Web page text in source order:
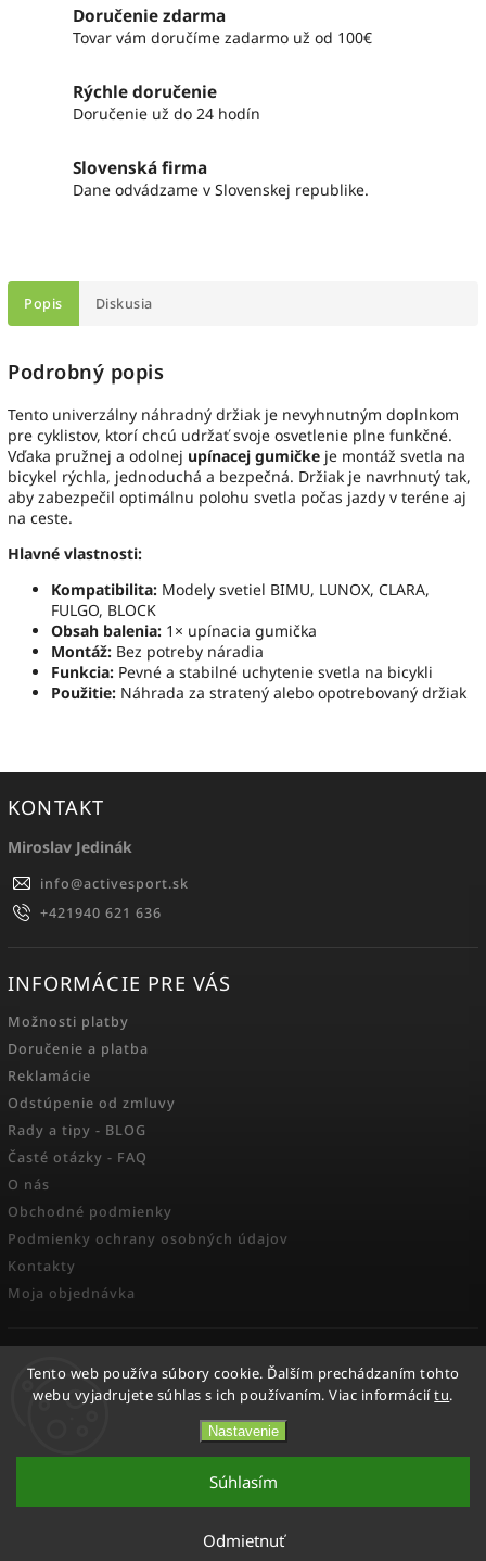
Tento web používa súbory cookie. Ďalším prechádzaním tohto
webu vyjadrujete súhlas s ich používaním. Viac informáciítu.
Nastavenie
Odmietnuť
Súhlasím
Doručenie zdarma
Tovar vám doručíme zadarmo už od 100€
Rýchle doručenie
Doručenie už do 24 hodín
Slovenská firma
Dane odvádzame v Slovenskej republike.
Popis Diskusia
Podrobný popis
Tento univerzálny náhradný držiak je nevyhnutným doplnkom
pre cyklistov, ktorí chcú udržať svoje osvetlenie plne funkčné.
Vďaka pružnej a odolnej upínacej gumičke je montáž svetla na
bicykel rýchla, jednoduchá a bezpečná. Držiak je navrhnutý tak,
aby zabezpečil optimálnu polohu svetla počas jazdy v teréne aj
na ceste.
Hlavné vlastnosti:
Kompatibilita: Modely svetiel BIMU, LUNOX, CLARA,
FULGO, BLOCK
Obsah balenia: 1× upínacia gumička
Montáž: Bez potreby náradia
Funkcia: Pevné a stabilné uchytenie svetla na bicykli
Použitie: Náhrada za stratený alebo opotrebovaný držiak
KONTAKT
Miroslav Jedinák
info@activesport.sk
+421940 621 636
INFORMÁCIE PRE VÁS
Možnosti platby
Doručenie a platba
Reklamácie
Odstúpenie od zmluvy
Rady a tipy - BLOG
Časté otázky - FAQ
O nás
Obchodné podmienky
Podmienky ochrany osobných údajov
Kontakty
Moja objednávka
FACEBOOK
Copyright 2026Activesport. Všetky práva vyhradené.
Shoptet| Design